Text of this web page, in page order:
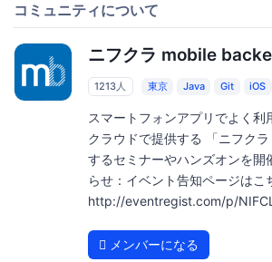
コミュニティについて
ニフクラ mobile
1213人 東京 Java Git iOS
スマートフォンアプリでよく利
クラウドで提供する 「ニフク
するセミナーやハンズオンを
らせ：イベント告知ページは
http://eventregist.com/p/
メンバーになる